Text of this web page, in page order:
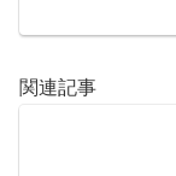
関連記事